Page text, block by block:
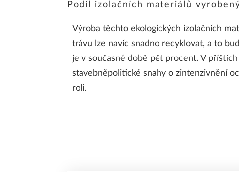
Podíl izolačních materiálů
Výroba těchto ekologických izolačních
trávu lze navíc snadno recyklovat, a to
je v současné době pět procent. V
stavebněpolitické snahy o zintenzivnění
roli.